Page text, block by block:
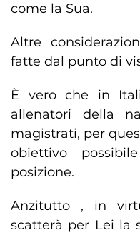
come la Sua.
Altre
fatte dal punto di
È vero che in
allenatori della
magistrati, per
obiettivo
posizione.
Anzitutto , in
scatterà per Lei la